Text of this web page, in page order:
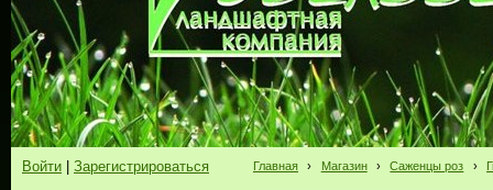
Войти Зарегистрироваться Главная › Магазин › Саженцы роз ›